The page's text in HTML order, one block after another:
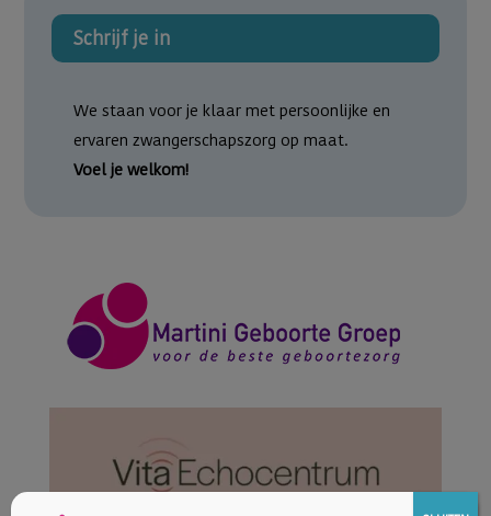
Schrijf je in
We staan voor je klaar met persoonlijke en
ervaren zwangerschapszorg op maat.
Voel je welkom!